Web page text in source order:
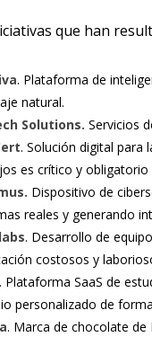
que han
. Plataforma de
natural.
Solutions. Servicios
. Solución digital para
es crítico y
Dispositivo de
reales y generando
. Desarrollo de
costosos y
. Plataforma SaaS de
personalizado de
. Marca de chocolate de